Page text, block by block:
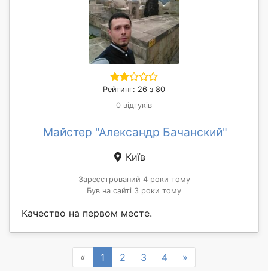
Рейтинг: 26 з 80
0 відгуків
Майстер "Александр Бачанский"
Київ
Зареєстрований 4 роки тому
Був на сайті 3 роки тому
Качество на первом месте.
« Previous
1 2 3 4 »